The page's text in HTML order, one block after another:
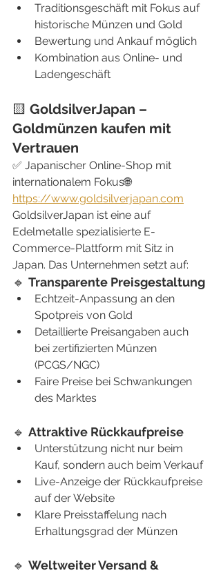
Traditionsgeschäft mit Fokus auf
historische Münzen und Gold
Bewertung und Ankauf möglich
Kombination aus Online- und
Ladengeschäft
🟨 GoldsilverJapan –
Goldmünzen kaufen mit
Vertrauen
✅ Japanischer Online-Shop mit
internationalem Fokus🌐
https://www.goldsilverjapan.com
GoldsilverJapan ist eine auf
Edelmetalle spezialisierte E-
Commerce-Plattform mit Sitz in
Japan. Das Unternehmen setzt auf:
🔹 Transparente Preisgestaltung
Echtzeit-Anpassung an den
Spotpreis von Gold
Detaillierte Preisangaben auch
bei zertifizierten Münzen
(PCGS/NGC)
Faire Preise bei Schwankungen
des Marktes
🔹 Attraktive Rückkaufpreise
Unterstützung nicht nur beim
Kauf, sondern auch beim Verkauf
Live-Anzeige der Rückkaufpreise
auf der Website
Klare Preisstaffelung nach
Erhaltungsgrad der Münzen
🔹 Weltweiter Versand &